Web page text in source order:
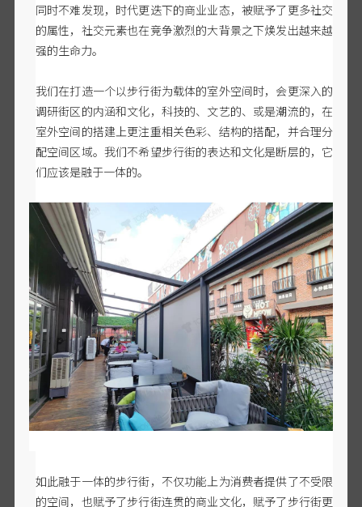
同时不难发现，时代更迭下的商业业态，被赋予了更多社交
的属性，社交元素也在竞争激烈的大背景之下焕发出越来越
强的生命力。
我们在打造一个以步行街为载体的室外空间时，会更深入的
调研街区的内涵和文化，科技的、文艺的、或是潮流的，在
室外空间的搭建上更注重相关色彩、结构的搭配，并合理分
配空间区域。我们不希望步行街的表达和文化是断层的，它
们应该是融于一体的。
如此融于一体的步行街，不仅功能上为消费者提供了不受限
的空间，也赋予了步行街连贯的商业文化，赋予了步行街更